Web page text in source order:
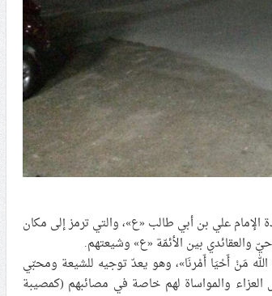
الإمام علي بن أبي طالب «ع»، والتي ترمز إلى مكان
والعقائدي بين الأئمّة «ع» وشيعتهم.
مَنْ أَحْيَا أَمْرنَا»، وهو يعدّ توجيه للشيعة ومحبّي
والمواساة لهم خاصة في مصائبهم (كمصيبة